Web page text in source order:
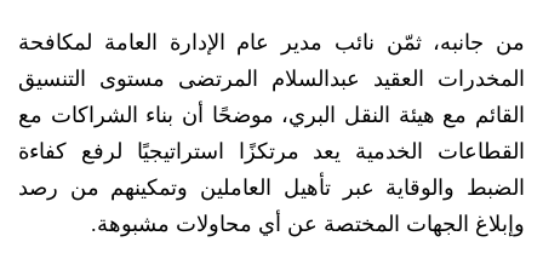
من جانبه، ثمّن نائب مدير عام الإدارة العامة لمكافحة
المخدرات العقيد عبدالسلام المرتضى مستوى التنسيق
القائم مع هيئة النقل البري، موضحًا أن بناء الشراكات مع
القطاعات الخدمية يعد مرتكزًا استراتيجيًا لرفع كفاءة
الضبط والوقاية عبر تأهيل العاملين وتمكينهم من رصد
وإبلاغ الجهات المختصة عن أي محاولات مشبوهة.